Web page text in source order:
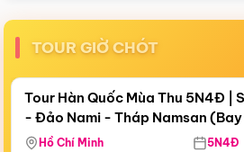
TOUR GIỜ CHÓT
Còn18 ngày 01:05:39
Bay Sun Phuquoc Airways
Tour Hàn Quốc Mùa Thu 5N4Đ |
- Đảo Nami - Tháp Namsan (Bay
Airways)
Hồ Chí Minh 5N4Đ